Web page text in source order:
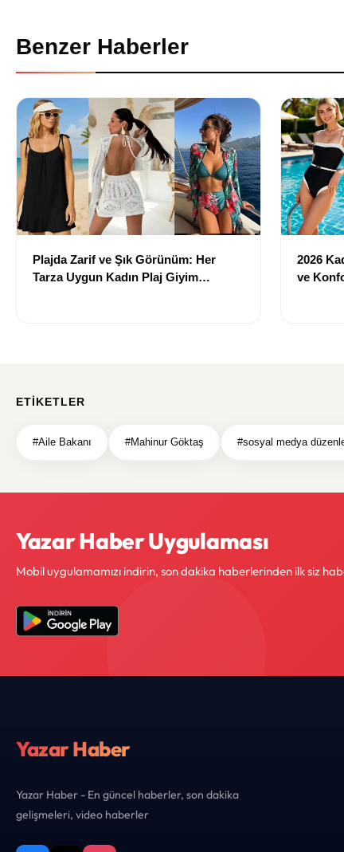
Benzer Haberler
Plajda Zarif ve Şık Görünüm: Her
Tarza Uygun Kadın Plaj Giyim
2026
ve
ETIKETLER
#Aile Bakanı #Mahinur Göktaş #sosyal medya
Yazar Haber Uygulaması
Mobil uygulamamızı indirin, son dakika haberlerinden ilk siz
Yazar Haber
Yazar Haber - En güncel haberler, son dakika
gelişmeleri, video haberler